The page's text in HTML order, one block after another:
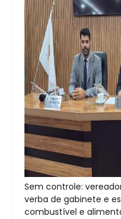
Sem controle:
verba de gabinete e
combustível e